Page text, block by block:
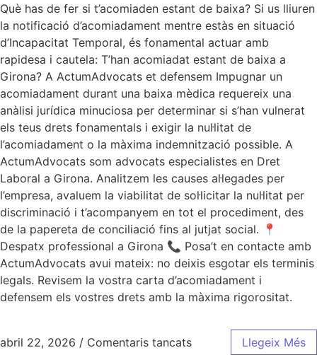
Què has de fer si t’acomiaden estant de baixa? Si us lliuren
la notificació d’acomiadament mentre estàs en situació
d’Incapacitat Temporal, és fonamental actuar amb
rapidesa i cautela: T’han acomiadat estant de baixa a
Girona? A ActumAdvocats et defensem Impugnar un
acomiadament durant una baixa mèdica requereix una
anàlisi jurídica minuciosa per determinar si s’han vulnerat
els teus drets fonamentals i exigir la nul·litat de
l’acomiadament o la màxima indemnització possible. A
ActumAdvocats som advocats especialistes en Dret
Laboral a Girona. Analitzem les causes al·legades per
l’empresa, avaluem la viabilitat de sol·licitar la nul·litat per
discriminació i t’acompanyem en tot el procediment, des
de la papereta de conciliació fins al jutjat social. 📍
Despatx professional a Girona 📞 Posa’t en contacte amb
ActumAdvocats avui mateix: no deixis esgotar els terminis
legals. Revisem la vostra carta d’acomiadament i
defensem els vostres drets amb la màxima rigorositat.
abril 22, 2026 / Comentaris tancats Llegeix Més